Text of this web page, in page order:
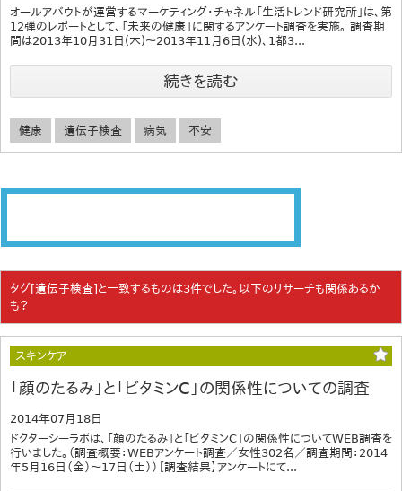
オールアバウトが運営するマーケティング・チャネル「生活トレンド研究所」は、第
12弾のレポートとして、「未来の健康」に関するアンケート調査を実施。 調査期
間は2013年10月31日(木)～2013年11月6日(水)、1都3...
続きを読む
健康 遺伝子検査 病気 不安
タグ[遺伝子検査]と一致するものは3件でした。以下のリサーチも関係あるか
も？
スキンケア
「顔のたるみ」と「ビタミンC」の関係性についての調査
2014年07月18日
ドクターシーラボは、「顔のたるみ」と「ビタミンC」の関係性についてWEB調査を
行いました。（調査概要：WEBアンケート調査／女性302名／調査期間：2014
年5月16日（金）～17日（土））【調査結果】アンケートにて...